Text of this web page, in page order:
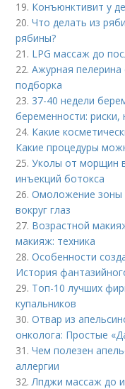
19. Конъюнктивит у
20.Что делать из
рябины?
21. LPG массаж до
22.Ажурная пелерина
подборка
23. 37-40 недели
беременности:
24. Какие
Какие процедуры
25.Уколы от морщин
инъекций ботокса
26.Омоложение зоны
вокруг глаз
27. Возрастной
макияж: техника
28.Особенности
История
29. Топ-10 лучших
купальников
30.Отвар из
онколога: Простые
31.Чем полезен
аллергии
32.Лпджи массаж до